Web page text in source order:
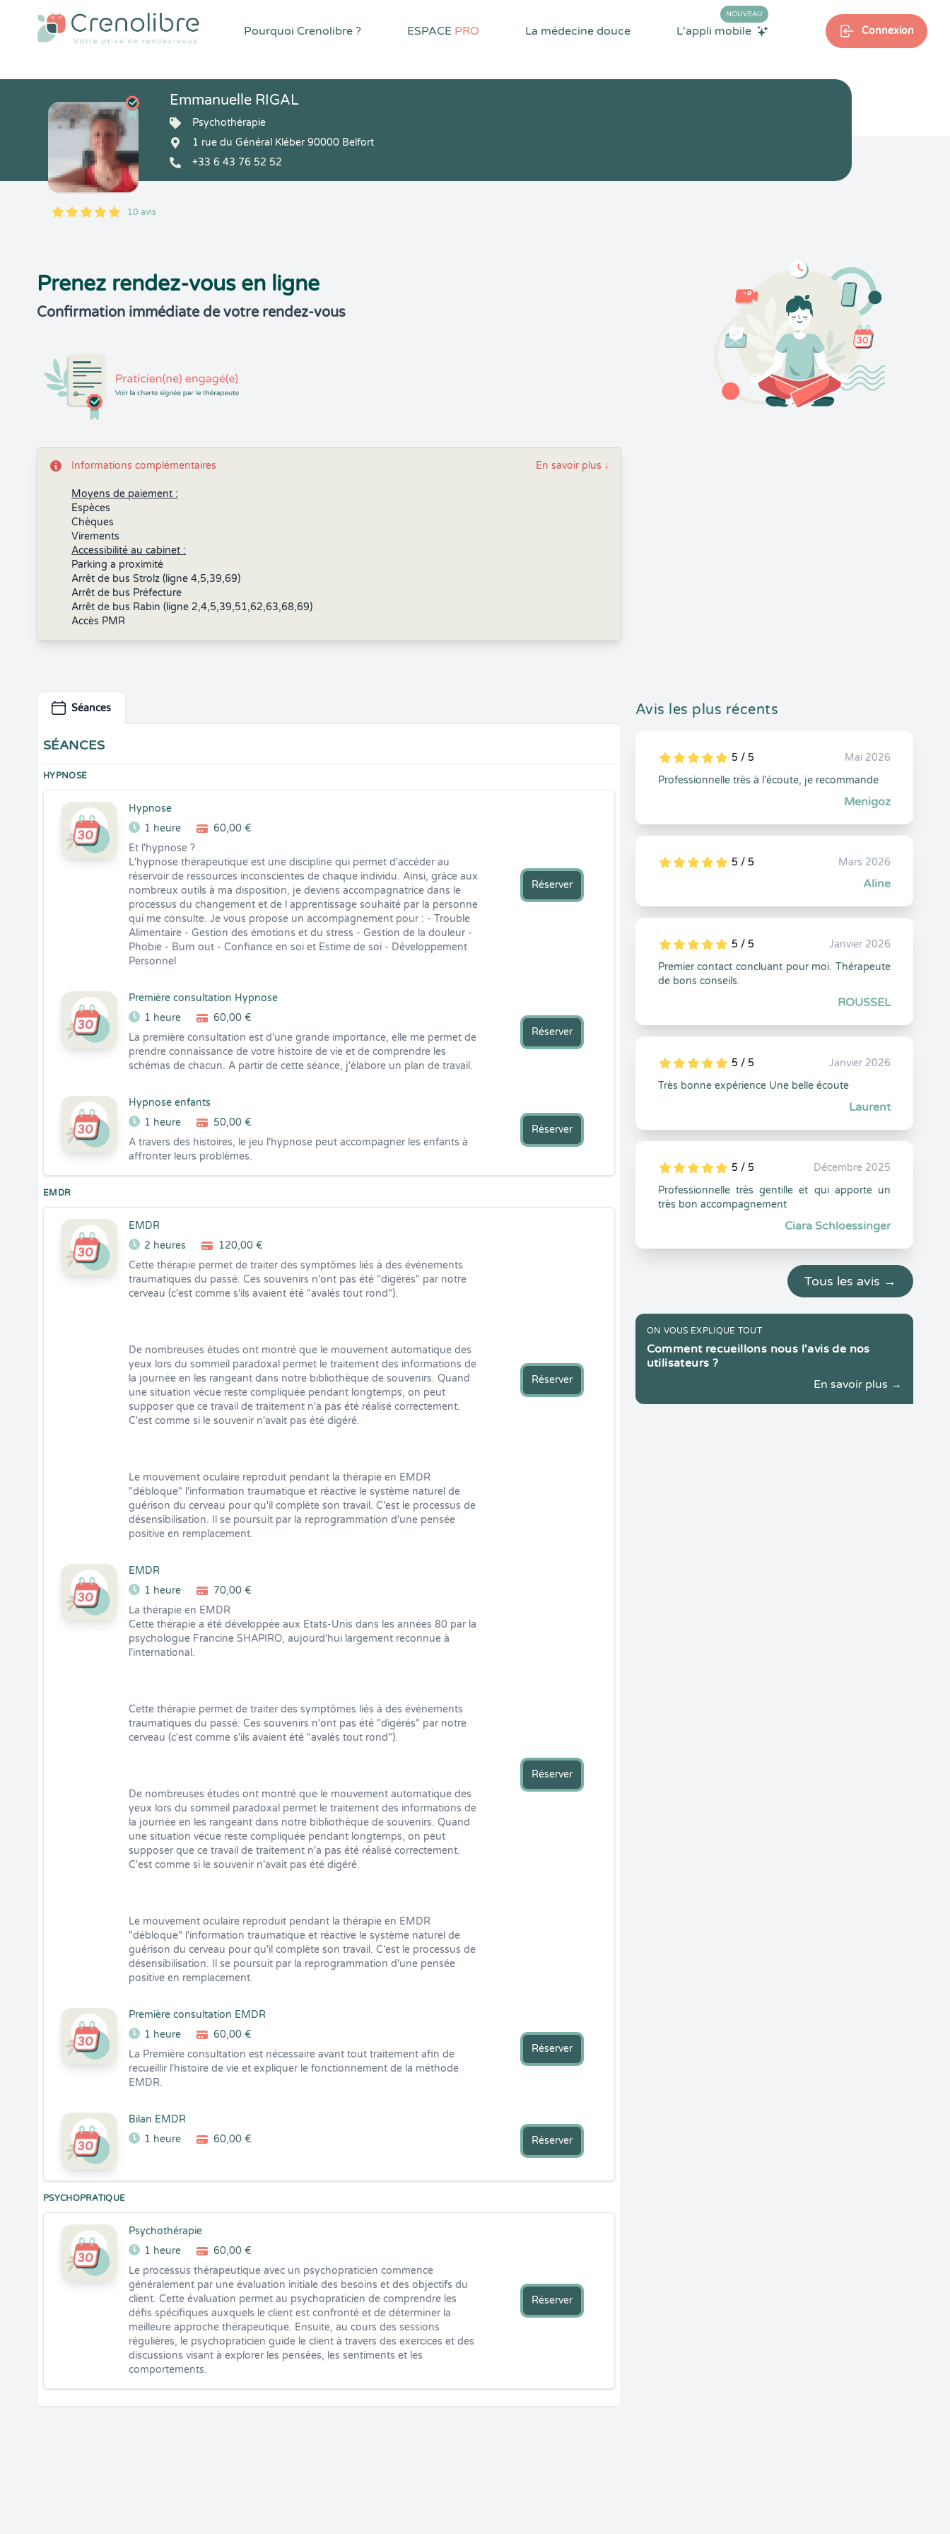
Pourquoi Crenolibre ? ESPACE PRO La médecine douce L'appli mobile
NOUVEAU
Connexion
5
1
5
10 10 avis
Emmanuelle RIGAL
Psychothérapie
1 rue du Général Kléber 90000 Belfort
+33 6 43 76 52 52
Prenez rendez-vous en ligne
Confirmation immédiate de votre rendez-vous
Informations complémentaires
Moyens de paiement :
Espèces
Chèques
Virements
Accessibilité au cabinet :
Parking a proximité
Arrêt de bus Strolz (ligne 4,5,39,69)
Arrêt de bus Préfecture
Arrêt de bus Rabin (ligne 2,4,5,39,51,62,63,68,69)
Accès PMR
En savoir plus ↓
Séances
SÉANCES
HYPNOSE
Hypnose
1 heure
60,00 €
Et l'hypnose ?
L'hypnose thérapeutique est une discipline qui permet d'accéder au
réservoir de ressources inconscientes de chaque individu. Ainsi, grâce aux
nombreux outils à ma disposition, je deviens accompagnatrice dans le
processus du changement et de l apprentissage souhaité par la personne
qui me consulte. Je vous propose un accompagnement pour : - Trouble
Alimentaire - Gestion des émotions et du stress - Gestion de la douleur -
Phobie - Burn out - Confiance en soi et Estime de soi - Développement
Personnel
Réserver
Première consultation Hypnose
1 heure
60,00 €
La première consultation est d'une grande importance, elle me permet de
prendre connaissance de votre histoire de vie et de comprendre les
schémas de chacun. A partir de cette séance, j'élabore un plan de travail.
Réserver
Hypnose enfants
1 heure
50,00 €
A travers des histoires, le jeu l'hypnose peut accompagner les enfants à
affronter leurs problèmes.
Réserver
EMDR
EMDR
2 heures
120,00 €
Cette thérapie permet de traiter des symptômes liés à des événements
traumatiques du passé. Ces souvenirs n'ont pas été "digérés" par notre
cerveau (c'est comme s'ils avaient été "avalés tout rond").
De nombreuses études ont montré que le mouvement automatique des
yeux lors du sommeil paradoxal permet le traitement des informations de
la journée en les rangeant dans notre bibliothèque de souvenirs. Quand
une situation vécue reste compliquée pendant longtemps, on peut
supposer que ce travail de traitement n'a pas été réalisé correctement.
C'est comme si le souvenir n'avait pas été digéré.
Le mouvement oculaire reproduit pendant la thérapie en EMDR
"débloque" l'information traumatique et réactive le système naturel de
guérison du cerveau pour qu'il complète son travail. C'est le processus de
désensibilisation. Il se poursuit par la reprogrammation d'une pensée
positive en remplacement.
Réserver
EMDR
1 heure
70,00 €
La thérapie en EMDR
Cette thérapie a été développée aux Etats-Unis dans les années 80 par la
psychologue Francine SHAPIRO, aujourd'hui largement reconnue à
l'international.
Cette thérapie permet de traiter des symptômes liés à des événements
traumatiques du passé. Ces souvenirs n'ont pas été "digérés" par notre
cerveau (c'est comme s'ils avaient été "avalés tout rond").
De nombreuses études ont montré que le mouvement automatique des
yeux lors du sommeil paradoxal permet le traitement des informations de
la journée en les rangeant dans notre bibliothèque de souvenirs. Quand
une situation vécue reste compliquée pendant longtemps, on peut
supposer que ce travail de traitement n'a pas été réalisé correctement.
C'est comme si le souvenir n'avait pas été digéré.
Le mouvement oculaire reproduit pendant la thérapie en EMDR
"débloque" l'information traumatique et réactive le système naturel de
guérison du cerveau pour qu'il complète son travail. C'est le processus de
désensibilisation. Il se poursuit par la reprogrammation d'une pensée
positive en remplacement.
Réserver
Première consultation EMDR
1 heure
60,00 €
La Première consultation est nécessaire avant tout traitement afin de
recueillir l'histoire de vie et expliquer le fonctionnement de la méthode
EMDR.
Réserver
Bilan EMDR
1 heure
60,00 € Réserver
PSYCHOPRATIQUE
Psychothérapie
1 heure
60,00 €
Le processus thérapeutique avec un psychopraticien commence
généralement par une évaluation initiale des besoins et des objectifs du
client. Cette évaluation permet au psychopraticien de comprendre les
défis spécifiques auxquels le client est confronté et de déterminer la
meilleure approche thérapeutique. Ensuite, au cours des sessions
régulières, le psychopraticien guide le client à travers des exercices et des
discussions visant à explorer les pensées, les sentiments et les
comportements.
Réserver
Avis les plus récents
5
1
5
0 5 / 5
Mai 2026
Professionnelle très à l'écoute, je recommande
Menigoz
5
1
5
0 5 / 5 Mars 2026
Aline
5
1
5
0 5 / 5
Janvier 2026
Premier contact concluant pour moi. Thérapeute
de bons conseils.
ROUSSEL
5
1
5
0 5 / 5
Janvier 2026
Très bonne expérience Une belle écoute
Laurent
5
1
5
0 5 / 5
Décembre 2025
Professionnelle très gentille et qui apporte un
très bon accompagnement
Ciara Schloessinger
Tous les avis →
ON VOUS EXPLIQUE TOUT
Comment recueillons nous l'avis de nos
utilisateurs ?
En savoir plus →